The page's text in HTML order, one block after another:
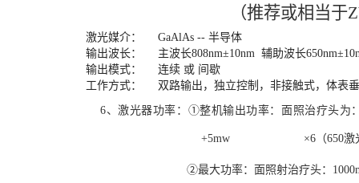
（推荐或相当于
激光媒介： GaAlAs --半导体
输出波长：
主波长808nm±10nm 辅助波长
输出模式：
连续 或 间歇
工作方式：
双路输出，独立控制，非接触式，体表
6、激光器功率 ： ①整机输出功率： 面照治疗头为
+5mw ×6 （650激
②最大功率： 面照射治疗头：